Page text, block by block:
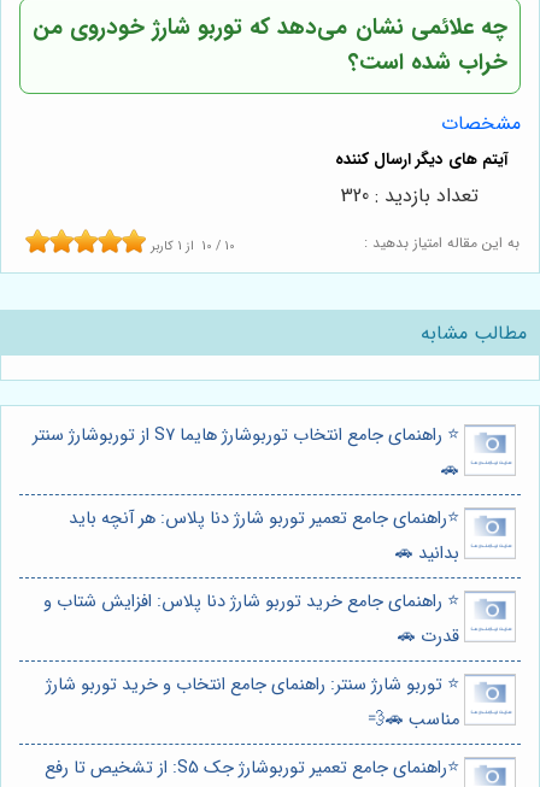
چه علائمی نشان می‌دهد که توربو شارژ خودروی من
خراب شده است؟
مشخصات
به این مقاله امتیاز بدهید : 10 / 10 از 1 کاربر
تعداد بازدید : 320
مطالب مشابه
⭐️ راهنمای جامع انتخاب توربوشارژ هایما S7 از توربوشارژ سنتر
🚗
⭐️راهنمای جامع تعمیر توربو شارژ دنا پلاس: هر آنچه باید
بدانید 🚗
⭐️ راهنمای جامع خرید توربو شارژ دنا پلاس: افزایش شتاب و
قدرت 🚗
⭐️ توربو شارژ سنتر: راهنمای جامع انتخاب و خرید توربو شارژ
مناسب 🚗💨
⭐️راهنمای جامع تعمیر توربوشارژ جک S5: از تشخیص تا رفع